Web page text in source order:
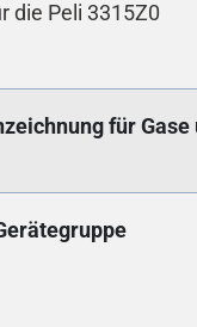
die Peli 3315Z0
für